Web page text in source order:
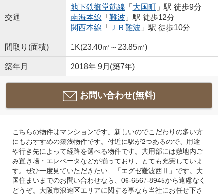
交通
地下鉄御堂筋線 「 大国町」駅 徒歩9分
南海本線 「 難波 」駅 徒歩12分
関西本線 「 ＪＲ難波 」駅 徒歩10分
間取り(面積) 1K(23.40㎡～23.85㎡)
築年月 2018年 9月(築7年)
お問い合わせ(無料)
こちらの物件はマンションです。新しいのでこだわりの多い方
にもおすすめの築浅物件です。付近に駅が2つあるので、用途
や行き先によって経路を選べる物件です。共用部には敷地内ご
み置き場・エレベータなどが揃っており、とても充実していま
す。ぜひ一度見ていただきたい、「エグゼ難波西Ⅱ」です。大
国住まいまでのお問い合わせなら、06-6567-8945から遠慮なく
どうぞ。大阪市浪速区エリアに関する事なら当社にお任せ下さ